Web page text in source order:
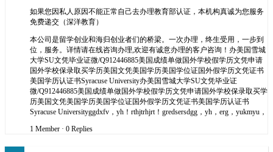
如果您因私人原因不能正常自己去办理教育部认证，本机构真诚为您服务
免费递交（深洋教育）
本公司是留学创业和海归创业者们的桥梁。一次办理，终生受用，一步到
位，服务。详情请在线咨询办理,欢迎有诚意办理的客户咨询！办美国雪城
大学SU文凭毕业证微/Q912446885美国成绩单做国外学校假学历文凭申请
国外学校保录取买学历美国文凭美国学历美国学位证国外假学历文凭证书
美国学历认证书Syracuse University办美国雪城大学SU文凭毕业证
微/Q912446885美国成绩单做国外学校假学历文凭申请国外学校保录取买学
历美国文凭美国学历美国学位证国外假学历文凭证书美国学历认证书
Syracuse Universityggdxfv，yh！rthjtrhjrt！gredsersdgg，yh，erg，yukmyu，
1 Member · 0 Replies